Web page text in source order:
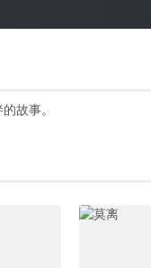
故事。